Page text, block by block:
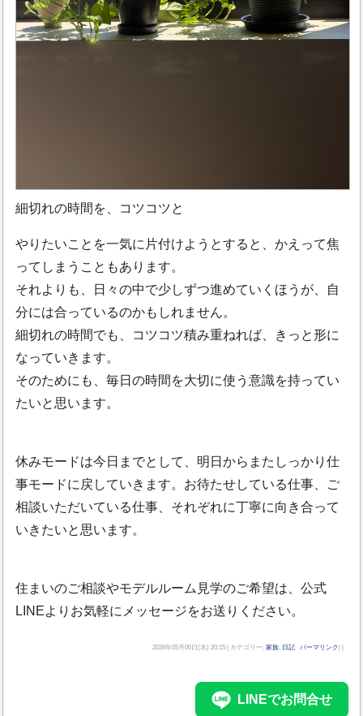
細切れの時間を、コツコツと
やりたいことを一気に片付けようとすると、かえって焦
ってしまうこともあります。
それよりも、日々の中で少しずつ進めていくほうが、自
分には合っているのかもしれません。
細切れの時間でも、コツコツ積み重ねれば、きっと形に
なっていきます。
そのためにも、毎日の時間を大切に使う意識を持ってい
たいと思います。
休みモードは今日までとして、明日からまたしっかり仕
事モードに戻していきます。お待たせしている仕事、ご
相談いただいている仕事、それぞれに丁寧に向き合って
いきたいと思います。
住まいのご相談やモデルルーム見学のご希望は、公式
LINEよりお気軽にメッセージをお送りください。
2026年05月06日(水) 20:15 | カテゴリー: 家族, 日記 パーマリンク
LINEでお問合せ